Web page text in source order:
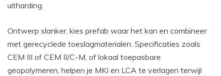
uitharding.
Ontwerp slanker, kies prefab waar het kan en combineer
met gerecyclede toeslagmaterialen. Specificaties zoals
CEM III of CEM II/C-M, of lokaal toepasbare
geopolymeren, helpen je MKI en LCA te verlagen terwijl